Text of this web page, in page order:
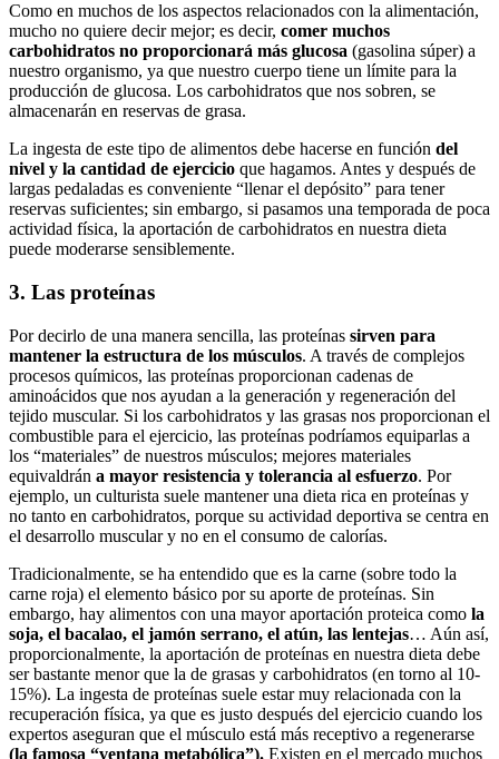
Como en muchos de los aspectos relacionados con la alimentación,
mucho no quiere decir mejor; es decir, comer muchos
carbohidratos no proporcionará más glucosa (gasolina súper) a
nuestro organismo, ya que nuestro cuerpo tiene un límite para la
producción de glucosa. Los carbohidratos que nos sobren, se
almacenarán en reservas de grasa.
La ingesta de este tipo de alimentos debe hacerse en función del
nivel y la cantidad de ejercicio que hagamos. Antes y después de
largas pedaladas es conveniente “llenar el depósito” para tener
reservas suficientes; sin embargo, si pasamos una temporada de poca
actividad física, la aportación de carbohidratos en nuestra dieta
puede moderarse sensiblemente.
3. Las proteínas
Por decirlo de una manera sencilla, las proteínas sirven para
mantener la estructura de los músculos. A través de complejos
procesos químicos, las proteínas proporcionan cadenas de
aminoácidos que nos ayudan a la generación y regeneración del
tejido muscular. Si los carbohidratos y las grasas nos proporcionan el
combustible para el ejercicio, las proteínas podríamos equiparlas a
los “materiales” de nuestros músculos; mejores materiales
equivaldrán a mayor resistencia y tolerancia al esfuerzo. Por
ejemplo, un culturista suele mantener una dieta rica en proteínas y
no tanto en carbohidratos, porque su actividad deportiva se centra en
el desarrollo muscular y no en el consumo de calorías.
Tradicionalmente, se ha entendido que es la carne (sobre todo la
carne roja) el elemento básico por su aporte de proteínas. Sin
embargo, hay alimentos con una mayor aportación proteica como la
soja, el bacalao, el jamón serrano, el atún, las lentejas… Aún así,
proporcionalmente, la aportación de proteínas en nuestra dieta debe
ser bastante menor que la de grasas y carbohidratos (en torno al 10-
15%). La ingesta de proteínas suele estar muy relacionada con la
recuperación física, ya que es justo después del ejercicio cuando los
expertos aseguran que el músculo está más receptivo a regenerarse
(la famosa “ventana metabólica”). Existen en el mercado muchos